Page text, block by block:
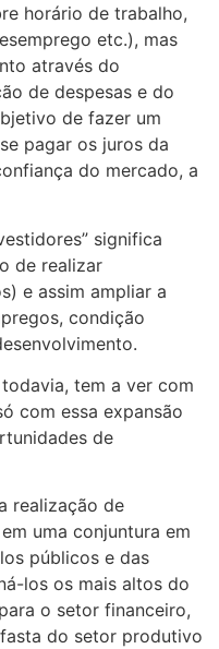
horário de trabalho,
etc.), mas
através do
de despesas e do
de fazer um
pagar os juros da
do mercado, a
significa
de realizar
e assim ampliar a
condição
tem a ver com
com essa expansão
de
realização de
uma conjuntura em
públicos e das
los os mais altos do
o setor financeiro,
do setor produtivo